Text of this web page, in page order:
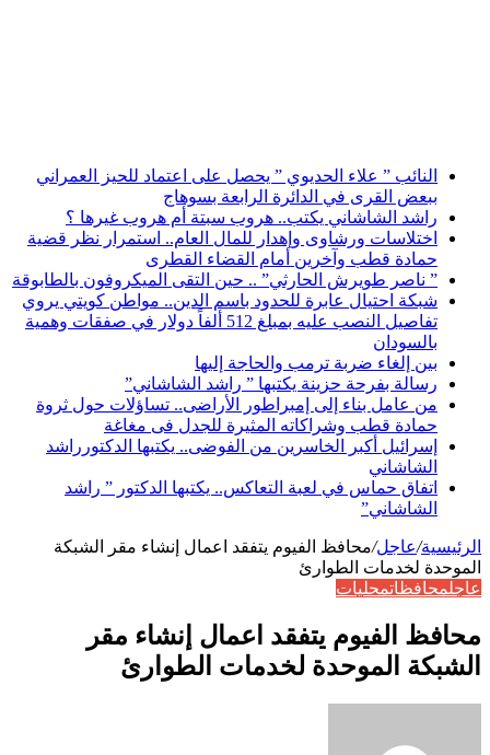
النائب ” علاء الحديوي ” يحصل على اعتماد للحيز العمراني
ببعض القرى في الدائرة الرابعة بسوهاج
راشد الشاشاني يكتب.. هروب سبتة أم هروب غيرها ؟
اختلاسات ورشاوى وإهدار للمال العام.. استمرار نظر قضية
حمادة قطب وآخرين أمام القضاء القطرى
” ناصر طويرش الحارثي” .. حين التقى الميكروفون بالطابوقة
شبكة احتيال عابرة للحدود باسم الدين.. مواطن كويتي يروي
تفاصيل النصب عليه بمبلغ 512 ألفاً دولار في صفقات وهمية
بالسودان
بين إلغاء ضربة ترمب والحاجة إليها
رسالة بفرحة حزينة يكتبها ” راشد الشاشاني”
من عامل بناء إلى إمبراطور الأراضى.. تساؤلات حول ثروة
حمادة قطب وشراكاته المثيرة للجدل فى مغاغة
إسرائيل أكبر الخاسرين من الفوضى.. يكتبها الدكتورراشد
الشاشاني
اتفاق حماس في لعبة التعاكس.. يكتبها الدكتور ” راشد
الشاشاني”
الرئيسية/عاجل/محافظ الفيوم يتفقد اعمال إنشاء مقر الشبكة
الموحدة لخدمات الطوارئ
عاجلمحافظاتمحليات
محافظ الفيوم يتفقد اعمال إنشاء مقر
الشبكة الموحدة لخدمات الطوارئ